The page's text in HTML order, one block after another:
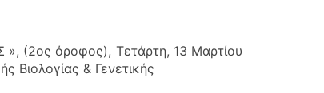
(2ος όροφος), Τετάρτη, 13 Μαρτίου
Βιολογίας & Γενετικής